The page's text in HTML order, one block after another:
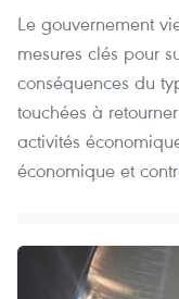
Le gouvernement
mesures clés pour
conséquences du
touchées à
activités
économique et